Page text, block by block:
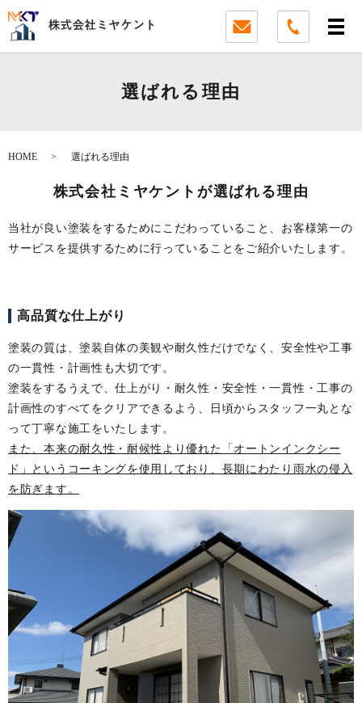
選ばれる理由
HOME 選ばれる理由
株式会社ミヤケントが選ばれる理由
当社が良い塗装をするためにこだわっていること、 お客様第一の
サービスを提供するために行っていることをご紹介いたします。
高品質な仕上がり
塗装の質は、塗装自体の美観や耐久性だけでなく、安全性や工事
の一貫性・計画性も大切です。
塗装をするうえで、仕上がり・耐久性・安全性・一貫性・工事の
計画性のすべてをクリアできるよう、日頃からスタッフ一丸とな
って丁寧な施工をいたします。
また、本来の耐久性・耐候性より優れた「オートンインクシー
ド」というコーキングを使用しており、長期にわたり雨水の侵入
を防ぎます。